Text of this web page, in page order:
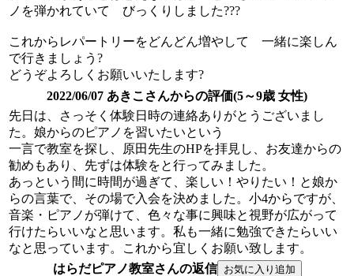
ノを弾かれていて びっくりしました???
これからレパートリーをどんどん増やして 一緒に楽しん
で行きましょう?
どうぞよろしくお願いいたします?
2022/06/07 あきこさんからの評価(5～9歳 女性)
先日は、さっそく体験日時の連絡ありがとうございまし
た。娘からのピアノを習いたいという
一言で教室を探し、原田先生のHPを拝見し、お友達からの
勧めもあり、先ずは体験をと行ってみました。
あっという間に時間が過ぎて、楽しい！やりたい！と娘か
らの言葉で、その場で入会を決めました。小4からですが、
音楽・ピアノが弾けて、色々な事に興味と視野が広がって
行けたらいいなと思います。私も一緒に勉強できたらいい
なと思っています。これから宜しくお願い致します。
はらだピアノ教室さんの返信